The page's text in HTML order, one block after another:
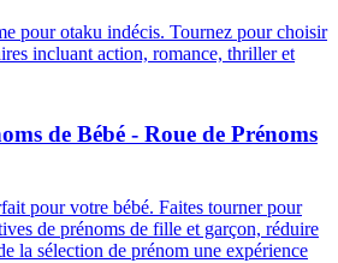
pour otaku indécis. Tournez pour choisir
incluant action, romance, thriller et
de Bébé - Roue de Prénoms
pour votre bébé. Faites tourner pour
de prénoms de fille et garçon, réduire
la sélection de prénom une expérience